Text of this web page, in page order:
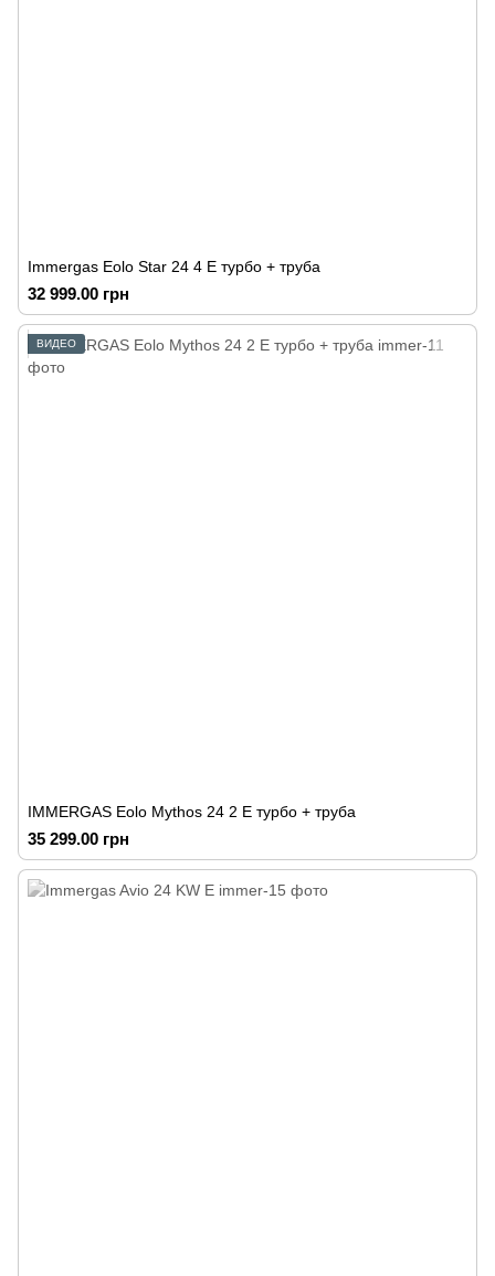
Immergas Eolo Star 24 4 E турбо + труба
32 999.00 грн
ВИДЕО
IMMERGAS Eolo Mythos 24 2 E турбо + труба
35 299.00 грн